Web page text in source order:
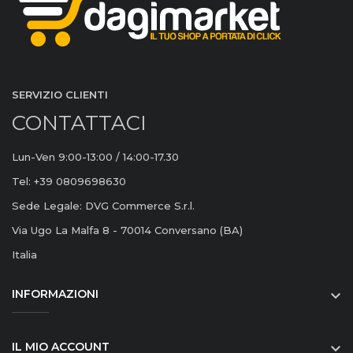
SERVIZIO CLIENTI
CONTATTACI
Lun-Ven 9:00-13:00 / 14:00-17.30
Tel: +39 0809698630
Sede Legale: DVG Commerce S.r.l.
Via Ugo La Malfa 8 - 70014 Conversano (BA)
Italia
INFORMAZIONI 
IL MIO ACCOUNT 